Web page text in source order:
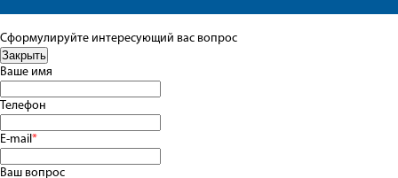
Сформулируйте интересующий вас вопрос
Ваше имя
Телефон
E-mail*
Ваш вопрос